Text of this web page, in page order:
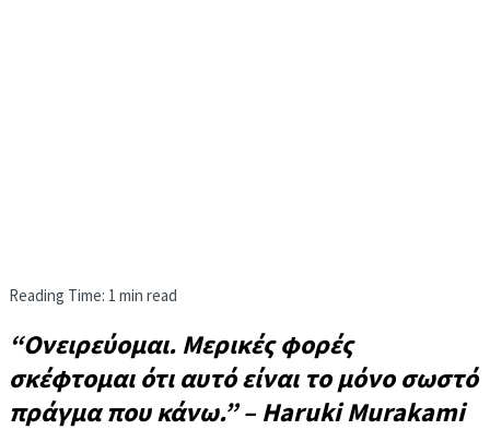
Reading Time: 1 min read
“Ονειρεύομαι. Μερικές φορές
σκέφτομαι ότι αυτό είναι το μόνο σωστό
πράγμα που κάνω.” – Haruki Murakami